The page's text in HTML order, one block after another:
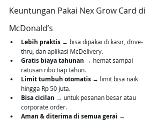
Keuntungan Pakai Nex Grow Card di
McDonald’s
Lebih praktis → bisa dipakai di kasir, drive-
thru, dan aplikasi McDelivery.
Gratis biaya tahunan → hemat sampai
ratusan ribu tiap tahun.
Limit tumbuh otomatis → limit bisa naik
hingga Rp 50 juta.
Bisa cicilan → untuk pesanan besar atau
corporate order.
Aman & diterima di semua gerai →